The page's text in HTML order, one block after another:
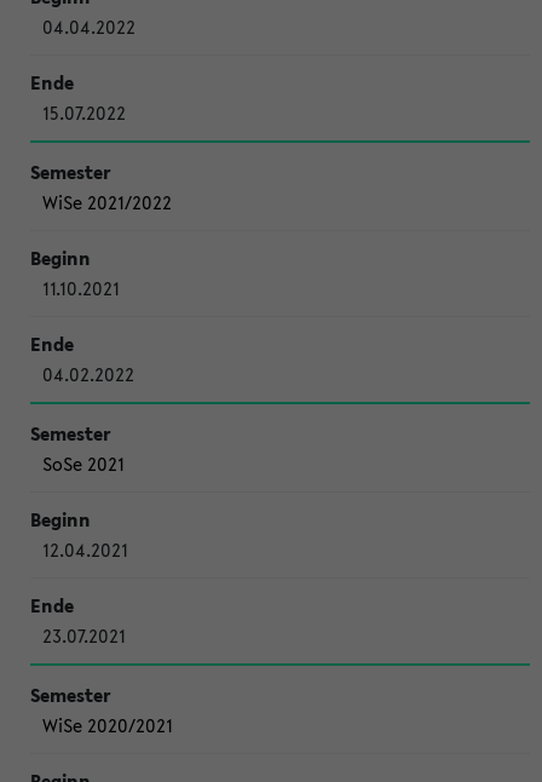
04.04.2022
15.07.2022
WiSe 2021/2022
11.10.2021
04.02.2022
SoSe 2021
12.04.2021
23.07.2021
WiSe 2020/2021